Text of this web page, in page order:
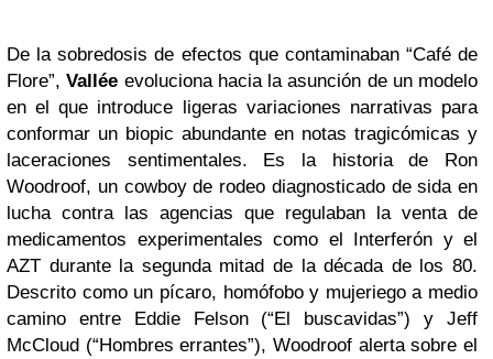
De la sobredosis de efectos que contaminaban “Café de
Flore”,Vallée evoluciona hacia la asunción de un modelo
en el que introduce ligeras variaciones narrativas para
conformar un biopic abundante en notas tragicómicas y
laceraciones sentimentales. Es la historia de Ron
Woodroof, un cowboy de rodeo diagnosticado de sida en
lucha contra las agencias que regulaban la venta de
medicamentos experimentales como el Interferón y el
AZT durante la segunda mitad de la década de los 80.
Descrito como un pícaro, homófobo y mujeriego a medio
camino entre Eddie Felson (“El buscavidas”) y Jeff
McCloud (“Hombres errantes”), Woodroof alerta sobre el